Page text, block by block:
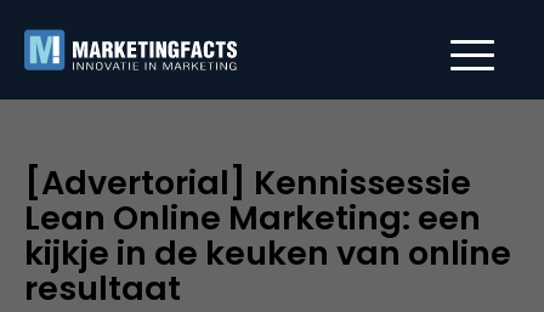
[Advertorial] Kennissessie
Lean Online Marketing: een
kijkje in de keuken van online
resultaat